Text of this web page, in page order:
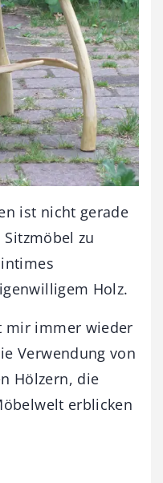
ist nicht gerade
zu
Holz.
mir immer wieder
Verwendung von
Hölzern, die
erblicken